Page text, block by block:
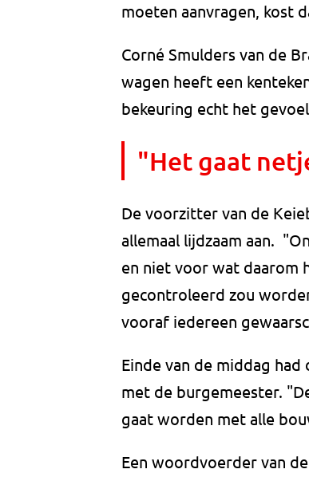
moeten aanvragen, kost
Corné Smulders van de
wagen heeft een
bekeuring echt het
"Het gaat
De voorzitter van de
allemaal lijdzaam aan.
en niet voor wat daarom
gecontroleerd zou
vooraf iedereen
Einde van de middag
met de burgemeester.
gaat worden met alle
Een woordvoerder van